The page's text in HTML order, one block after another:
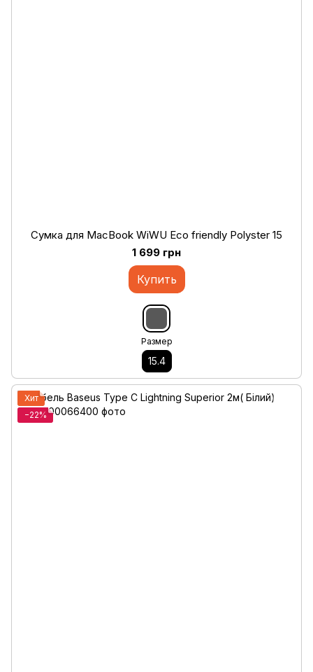
Cумка для MacBook WiWU Eco friendly Polyster 15
1 699 грн
Купить
Размер
15.4
Хит
−22%